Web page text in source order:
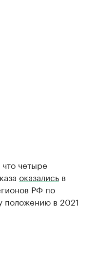
четыре
оказались в
РФ по
положению в 2021